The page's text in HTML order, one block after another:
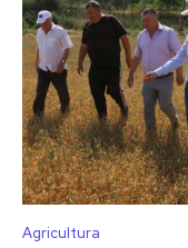
Agricultura